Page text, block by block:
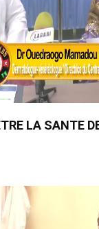
LA SANTE